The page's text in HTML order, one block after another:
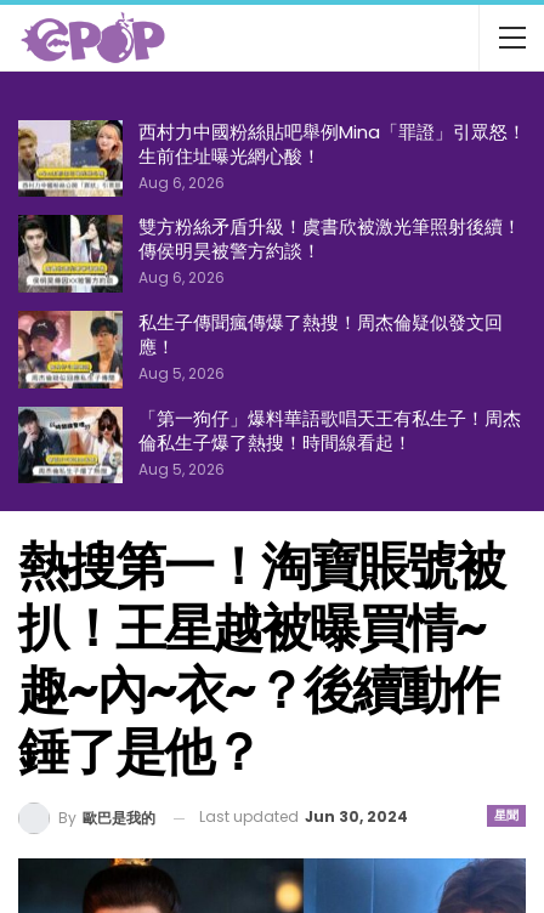
西村力中國粉絲貼吧舉例Mina「罪證」引眾怒！
生前住址曝光網心酸！
Aug 6, 2026
雙方粉絲矛盾升級！虞書欣被激光筆照射後續！
傳侯明昊被警方約談！
Aug 6, 2026
私生子傳聞瘋傳爆了熱搜！周杰倫疑似發文回
應！
Aug 5, 2026
「第一狗仔」爆料華語歌唱天王有私生子！周杰
倫私生子爆了熱搜！時間線看起！
Aug 5, 2026
熱搜第一！淘寶賬號被
扒！王星越被曝買情~
趣~內~衣~？後續動作
錘了是他？
星聞
By 歐巴是我的 Last updated Jun 30, 2024